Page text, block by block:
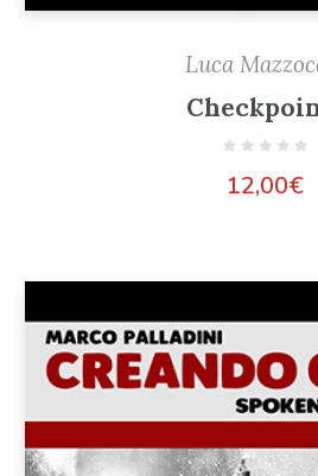
Luca
12,00€